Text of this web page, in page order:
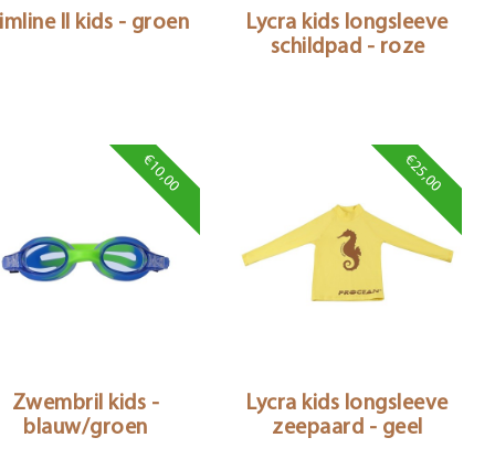
II kids - groen
Lycra kids longsleeve
schildpad - roze
€10,00
Zwembril kids -
blauw/groen
€25,00
Lycra kids longsleeve
zeepaard - geel